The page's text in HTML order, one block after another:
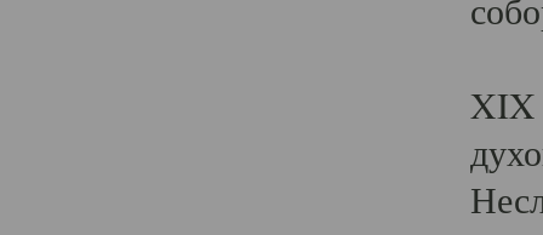
XIX